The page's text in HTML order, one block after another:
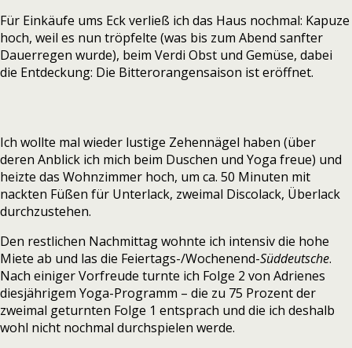
Für Einkäufe ums Eck verließ ich das Haus nochmal: Kapuze
hoch, weil es nun tröpfelte (was bis zum Abend sanfter
Dauerregen wurde), beim Verdi Obst und Gemüse, dabei
die Entdeckung: Die Bitterorangensaison ist eröffnet.
Ich wollte mal wieder lustige Zehennägel haben (über
deren Anblick ich mich beim Duschen und Yoga freue) und
heizte das Wohnzimmer hoch, um ca. 50 Minuten mit
nackten Füßen für Unterlack, zweimal Discolack, Überlack
durchzustehen.
Den restlichen Nachmittag wohnte ich intensiv die hohe
Miete ab und las die Feiertags-/Wochenend-Süddeutsche.
Nach einiger Vorfreude turnte ich Folge 2 von Adrienes
diesjährigem Yoga-Programm – die zu 75 Prozent der
zweimal geturnten Folge 1 entsprach und die ich deshalb
wohl nicht nochmal durchspielen werde.